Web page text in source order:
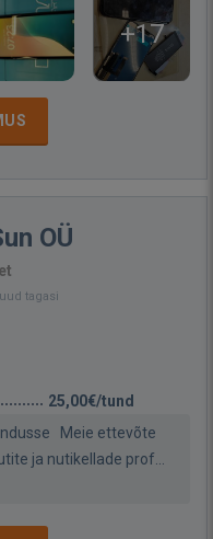
+17
OÜ
tagasi
25,00€/tund
Meie ettevõte
ja nutikellade prof...